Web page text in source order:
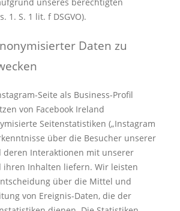
1. S. 1 lit. f DSGVO).
Daten zu
Seite als Business-Profil
von Facebook Ireland
Seitenstatistiken („Instagram
über die Besucher unserer
deren Interaktionen mit unserer
ihren Inhalten liefern. Wir leisten
über die Mittel und
von Ereignis-Daten, die der